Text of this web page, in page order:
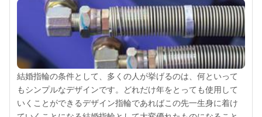
結婚指輪の条件として、多くの人が挙げるのは、何といって
もシンプルなデザインです。どれだけ年をとっても使用して
いくことができるデザイン指輪であればこの先一生身に着け